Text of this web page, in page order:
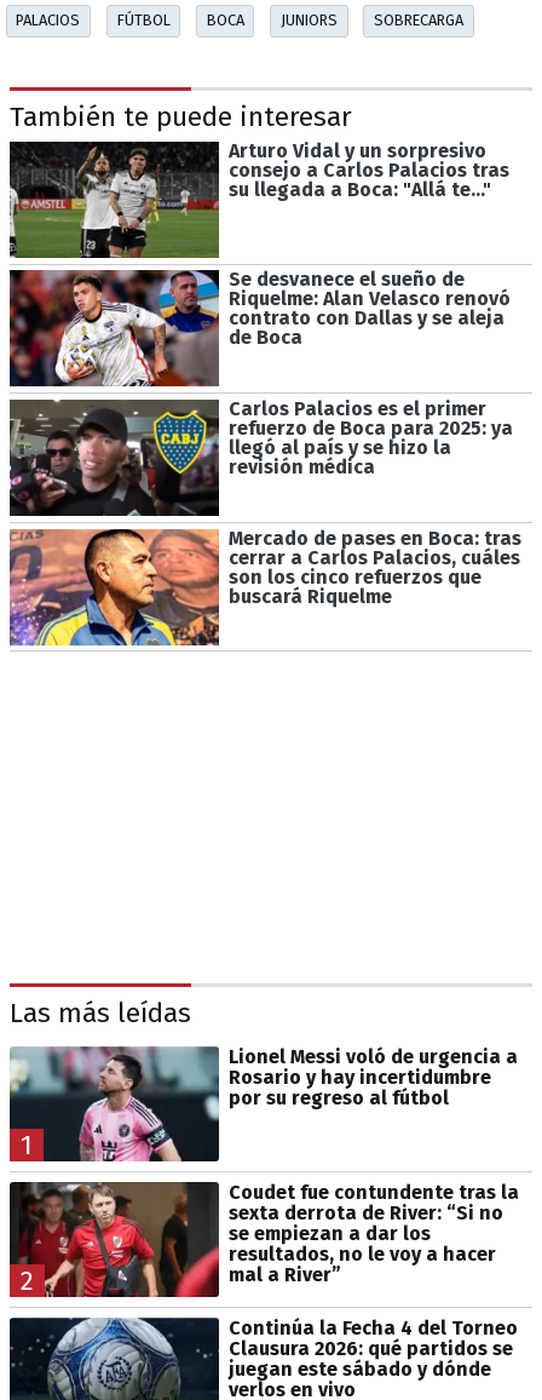
PALACIOS FÚTBOL BOCA JUNIORS SOBRECARGA
También te puede interesar
Arturo Vidal y un sorpresivo
consejo a Carlos Palacios tras
su llegada a Boca: "Allá te..."
Se desvanece el sueño de
Riquelme: Alan Velasco renovó
contrato con Dallas y se aleja
de Boca
Carlos Palacios es el primer
refuerzo de Boca para 2025: ya
llegó al país y se hizo la
revisión médica
Mercado de pases en Boca: tras
cerrar a Carlos Palacios, cuáles
son los cinco refuerzos que
buscará Riquelme
Las más leídas
1
Lionel Messi voló de urgencia a
Rosario y hay incertidumbre
por su regreso al fútbol
2
Coudet fue contundente tras la
sexta derrota de River: “Si no
se empiezan a dar los
resultados, no le voy a hacer
mal a River”
Continúa la Fecha 4 del Torneo
Clausura 2026: qué partidos se
juegan este sábado y dónde
verlos en vivo